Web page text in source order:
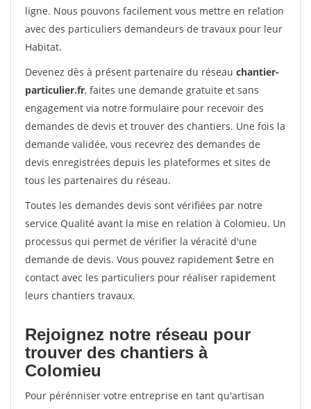
ligne. Nous pouvons facilement vous mettre en relation
avec des particuliers demandeurs de travaux pour leur
Habitat.
Devenez dès à présent partenaire du réseau chantier-
particulier.fr, faites une demande gratuite et sans
engagement via notre formulaire pour recevoir des
demandes de devis et trouver des chantiers. Une fois la
demande validée, vous recevrez des demandes de
devis enregistrées depuis les plateformes et sites de
tous les partenaires du réseau.
Toutes les demandes devis sont vérifiées par notre
service Qualité avant la mise en relation à Colomieu. Un
processus qui permet de vérifier la véracité d'une
demande de devis. Vous pouvez rapidement $etre en
contact avec les particuliers pour réaliser rapidement
leurs chantiers travaux.
Rejoignez notre réseau pour
trouver des chantiers à
Colomieu
Pour pérénniser votre entreprise en tant qu'artisan